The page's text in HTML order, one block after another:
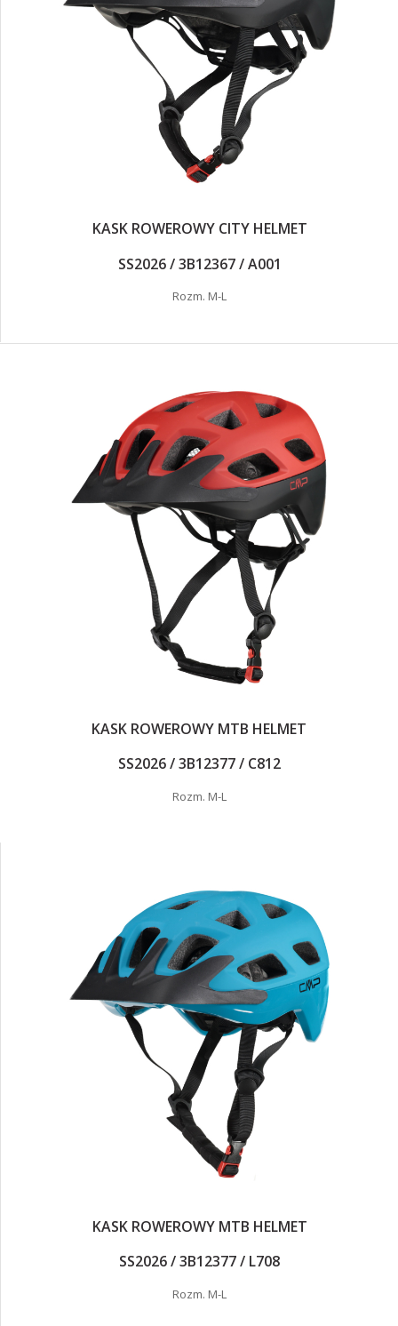
KASK ROWEROWY CITY HELMET
SS2026 / 3B12367 / A001
Rozm. M-L
KASK ROWEROWY MTB HELMET
SS2026 / 3B12377 / C812
Rozm. M-L
KASK ROWEROWY MTB HELMET
SS2026 / 3B12377 / L708
Rozm. M-L